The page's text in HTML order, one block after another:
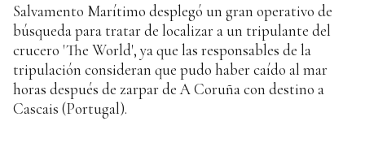
Salvamento Marítimo desplegó un gran operativo de
búsqueda para tratar de localizar a un tripulante del
crucero 'The World', ya que las responsables de la
tripulación consideran que pudo haber caído al mar
horas después de zarpar de A Coruña con destino a
Cascais (Portugal).